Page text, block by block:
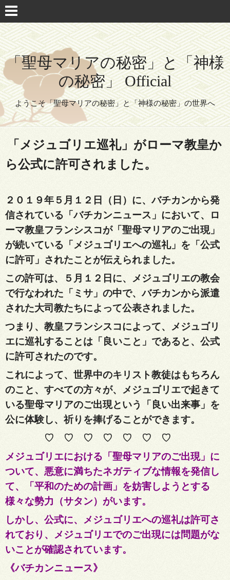
「聖母マリアの秘密」と「神様
の秘密」 Official
ようこそ「聖母マリアの秘密」と「神様の秘密」の世界へ
「メジュゴリエ巡礼」がローマ教皇か
ら公式に許可されました。
２０１９年５月１２日（日）に、バチカンから発
信されている「バチカンニュース」において、ロ
ーマ教皇フランシスコが「聖母マリアのご出現」
が続いている「メジュゴリエへの巡礼」を「公式
に許可」されたことが伝えられました。
この許可は、５月１２日に、メジュゴリエの教会
で行なわれた「ミサ」の中で、バチカンから派遣
された大司教たちによって公表されました。
つまり、教皇フランシスコによって、メジュゴリ
エに巡礼することは「良いこと」であると、公式
に許可されたのです。
これによって、世界中のキリスト教徒はもちろん
のこと、すべての方々が、メジュゴリエで起きて
いる聖母マリアのご出現という「良い出来事」を
公に体験し、祈りを捧げることができます。
♡ ♡ ♡ ♡ ♡ ♡ ♡
メジュゴリエにおける「聖母マリアのご出現」に
ついて、悪意に満ちたネガティブな情報を発信し
て、「平和のための計画」を妨害しようとする
様々な勢力（サタン）がいます。
しかし、公式に、メジュゴリエへの巡礼は許可さ
れており、メジュゴリエでのご出現には問題がな
いことが確認されています。
《バチカンニュース》